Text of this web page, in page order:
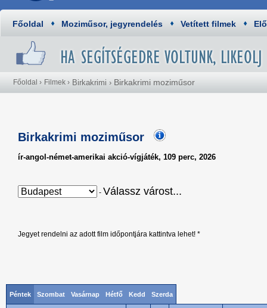
Főoldal Moziműsor, jegyrendelés Vetített filmek
Főoldal › Filmek › Birkakrimi › Birkakrimi moziműsor
Birkakrimi moziműsor
ír-angol-német-amerikai akció-vígjáték, 109 perc, 2026
- Válassz várost...
Jegyet rendelni az adott film időpontjára kattintva lehet! *
Péntek Szombat Vasárnap Hétfő Kedd Szerda